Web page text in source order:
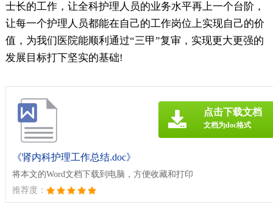
士长的工作，让全科护理人员的业务水平再上一个台阶，
让每一个护理人员都能在自己的工作岗位上实现自己的价
值，为我们医院能顺利通过“三甲”复审，实现更大更强的
发展目标打下坚实的基础!
《肾内科护理工作总结.doc》
将本文的Word文档下载到电脑，方便收藏和打印
推荐度：
点击下载文档
文档为doc格式